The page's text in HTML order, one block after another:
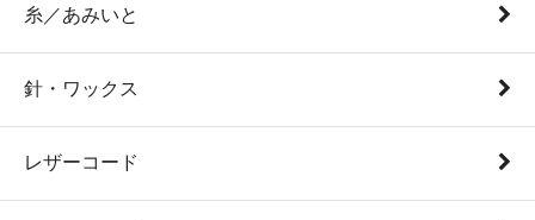
糸／あみいと
針・ワックス
レザーコード